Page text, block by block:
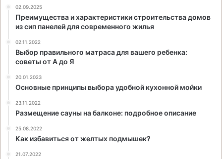
02.09.2025
Преимущества и характеристики строительства домов
из сип панелей для современного жилья
02.11.2022
Выбор правильного матраса для вашего ребенка:
советы от А до Я
20.01.2023
Основные принципы выбора удобной кухонной мойки
23.11.2022
Размещение сауны на балконе: подробное описание
25.08.2022
Как избавиться от желтых подмышек?
21.07.2022